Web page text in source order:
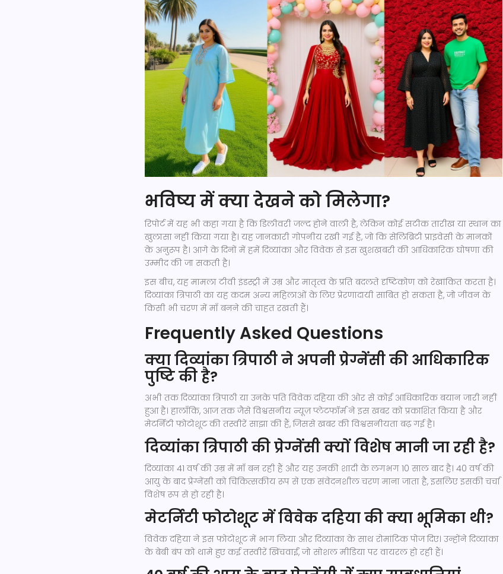
भविष्य में क्या देखने को मिलेगा?
रिपोर्ट में यह भी कहा गया है कि डिलीवरी जल्द होने वाली है, लेकिन कोई सटीक तारीख या स्थान का
खुलासा नहीं किया गया है। यह जानकारी गोपनीय रखी गई है, जो कि सेलिब्रिटी प्राइवेसी के मानकों
के अनुरूप है। आगे के दिनों में हमें दिव्यांका और विवेक से इस खुशखबरी की आधिकारिक घोषणा की
उम्मीद की जा सकती है।
इस बीच, यह मामला टीवी इंडस्ट्री में उम्र और मातृत्व के प्रति बदलते दृष्टिकोण को रेखांकित करता है।
दिव्यांका त्रिपाठी का यह कदम अन्य महिलाओं के लिए प्रेरणादायी साबित हो सकता है, जो जीवन के
किसी भी चरण में माँ बनने की चाहत रखती हैं।
Frequently Asked Questions
क्या दिव्यांका त्रिपाठी ने अपनी प्रेग्नेंसी की आधिकारिक
पुष्टि की है?
अभी तक दिव्यांका त्रिपाठी या उनके पति विवेक दहिया की ओर से कोई आधिकारिक बयान जारी नहीं
हुआ है। हालाँकि, आज तक जैसे विश्वसनीय न्यूज़ प्लेटफॉर्म ने इस खबर को प्रकाशित किया है और
मेटर्निटी फोटोशूट की तस्वीरें साझा की हैं, जिससे खबर की विश्वसनीयता बढ़ गई है।
दिव्यांका त्रिपाठी की प्रेग्नेंसी क्यों विशेष मानी जा रही है?
दिव्यांका 41 वर्ष की उम्र में माँ बन रही हैं और यह उनकी शादी के लगभग 10 साल बाद है। 40 वर्ष की
आयु के बाद प्रेग्नेंसी को चिकित्सकीय रूप से एक संवेदनशील चरण माना जाता है, इसलिए इसकी चर्चा
विशेष रूप से हो रही है।
मेटर्निटी फोटोशूट में विवेक दहिया की क्या भूमिका थी?
विवेक दहिया ने इस फोटोशूट में भाग लिया और दिव्यांका के साथ रोमांटिक पोज दिए। उन्होंने दिव्यांका
के बेबी बंप को थामे हुए कई तस्वीरें खिंचवाईं, जो सोशल मीडिया पर वायरल हो रही हैं।